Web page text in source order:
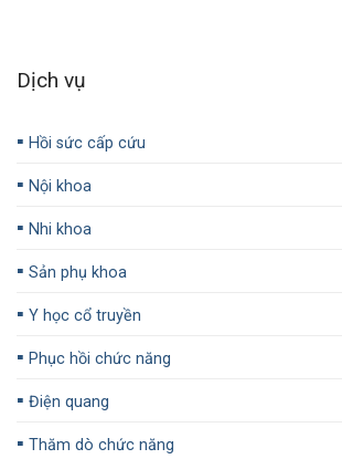
Dịch vụ
▪️ Hồi sức cấp cứu
▪️ Nội khoa
▪️ Nhi khoa
▪️ Sản phụ khoa
▪️ Y học cổ truyền
▪️ Phục hồi chức năng
▪️ Điện quang
▪️ Thăm dò chức năng